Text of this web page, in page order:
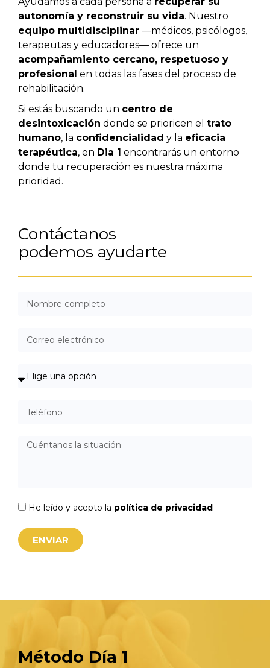
autonomía y reconstruir su vida. Nuestro
equipo multidisciplinar —médicos, psicólogos,
terapeutas y educadores— ofrece un
acompañamiento cercano, respetuoso y
profesional en todas las fases del proceso de
rehabilitación.
Si estás buscando un centro de
desintoxicación donde se prioricen el trato
humano, la confidencialidad y la eficacia
terapéutica, en Dia 1 encontrarás un entorno
donde tu recuperación es nuestra máxima
prioridad.
Contáctanos
podemos ayudarte
He leído y acepto la política de privacidad
ENVIAR
Método Día 1